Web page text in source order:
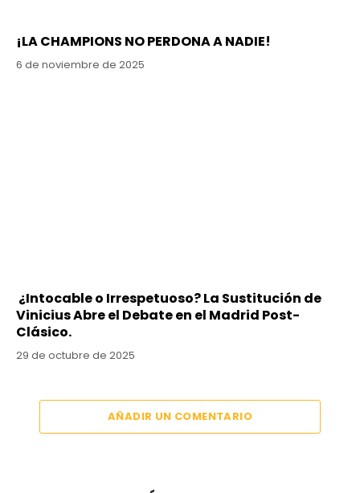
¡LA CHAMPIONS NO PERDONA A NADIE!
6 de noviembre de 2025
¿Intocable o Irrespetuoso? La Sustitución de
Vinicius Abre el Debate en el Madrid Post-
Clásico.
29 de octubre de 2025
AÑADIR UN COMENTARIO